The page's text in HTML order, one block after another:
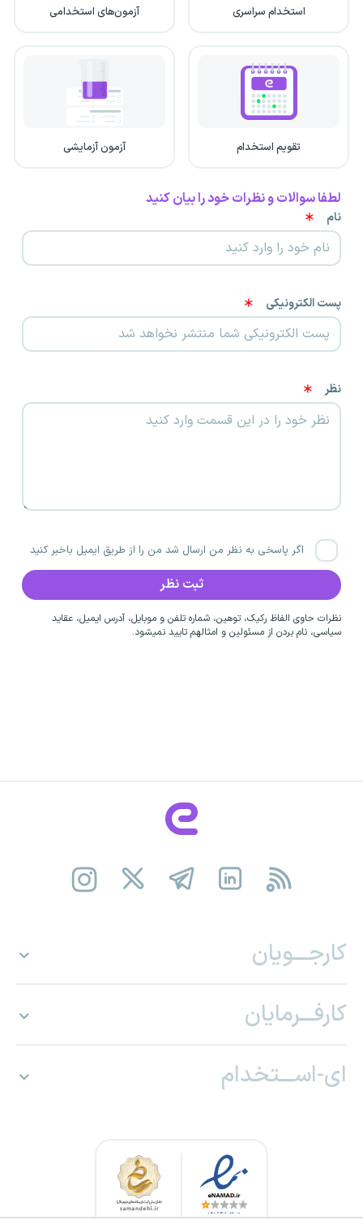
استخدام سراسری آزمون‌های استخدامی
تقویم استخدام آزمون آزمایشی
لطفا سوالات و نظرات خود را بیان کنید
نام
پست الکترونیکی
نظر
اگر پاسخی به نظر من ارسال شد من را از طریق ایمیل باخبر کنید
نظرات حاوی الفاظ رکیک، توهین، شماره تلفن و موبایل، آدرس ایمیل، عقاید
سیاسی، نام بردن از مسئولین و امثالهم تایید نمیشود.
کارجـــویان
کارفـــرمایان
ای-اســـتخدام